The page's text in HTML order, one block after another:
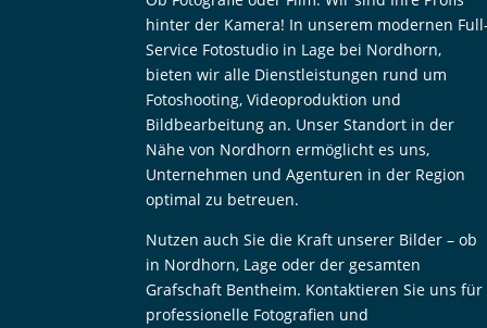
hinter der Kamera! In unserem modernen
Service Fotostudio in Lage bei Nordhorn,
bieten wir alle Dienstleistungen rund um
Fotoshooting, Videoproduktion und
Bildbearbeitung an. Unser Standort in der
Nähe von Nordhorn ermöglicht es uns,
Unternehmen und Agenturen in der Region
optimal zu betreuen.
Nutzen auch Sie die Kraft unserer Bilder – ob
in Nordhorn, Lage oder der gesamten
Grafschaft Bentheim. Kontaktieren Sie uns für
professionelle Fotografien und